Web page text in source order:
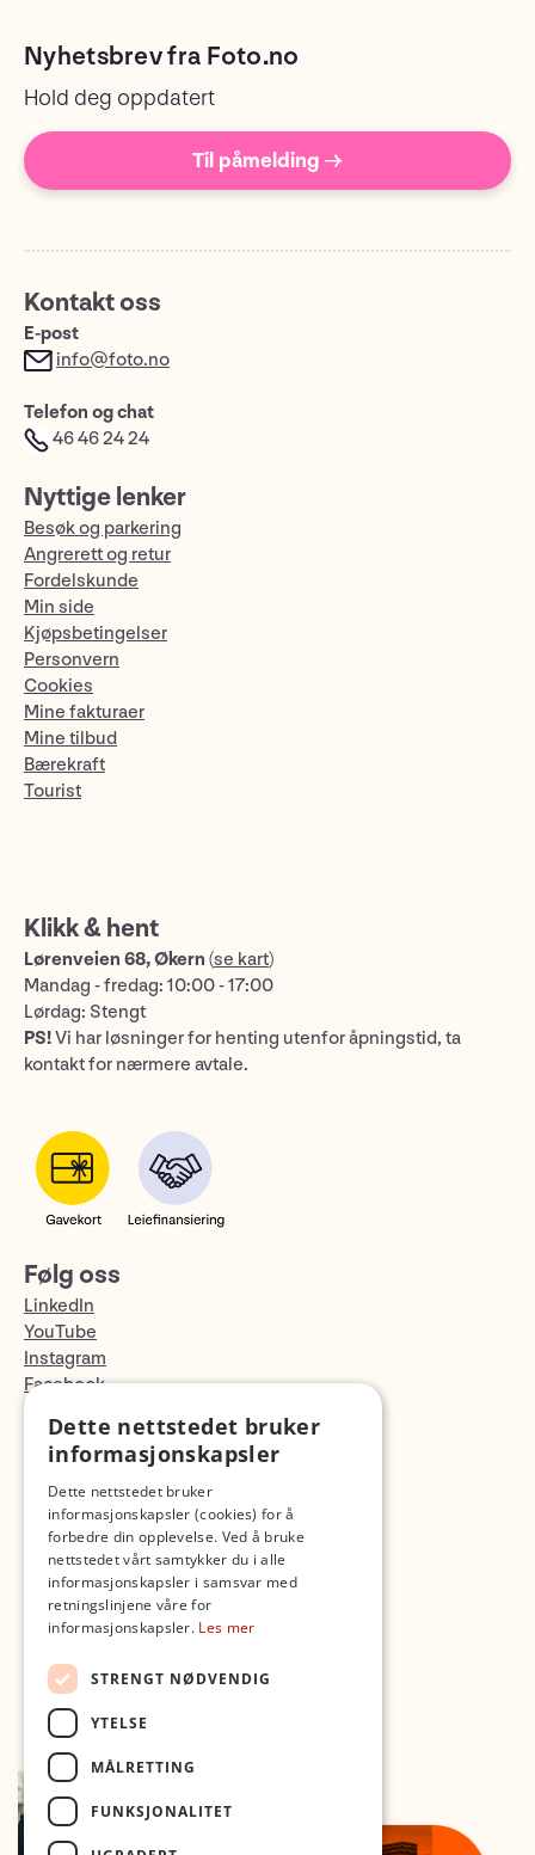
Nyhetsbrev fra Foto.no
Hold deg oppdatert
Til påmelding →
Kontakt oss
E-post
info@foto.no
Telefon og chat
46 46 24 24
Nyttige lenker
Besøk og parkering
Angrerett og retur
Fordelskunde
Min side
Kjøpsbetingelser
Personvern
Cookies
Mine fakturaer
Mine tilbud
Bærekraft
Tourist
Klikk & hent
Lørenveien 68, Økern (se kart)
Mandag - fredag: 10:00 - 17:00
Lørdag: Stengt
PS!Vi har løsninger for henting utenfor åpningstid, ta
kontakt for nærmere avtale.
Følg oss
LinkedIn
YouTube
Instagram
Facebook
TikTok
Fotopodden
Med forbehold om skrive- og lagerfeil
Dette nettstedet bruker
informasjonskapsler
Dette nettstedet bruker
informasjonskapsler (cookies) for å
forbedre din opplevelse. Ved å bruke
nettstedet vårt samtykker du i alle
informasjonskapsler i samsvar med
retningslinjene våre for
informasjonskapsler. Les mer
STRENGT NØDVENDIG
YTELSE
MÅLRETTING
FUNKSJONALITET